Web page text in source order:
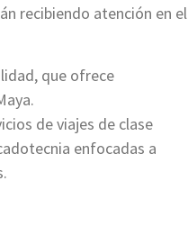
recibiendo atención en el
que ofrece
de viajes de clase
enfocadas a